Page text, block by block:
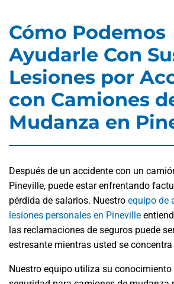
Cómo Podemos
Ayudarle Con
Lesiones por
con Camiones
Mudanza en
Después de un accidente con un
Pineville, puede estar enfrentando
pérdida de salarios. Nuestro equipo de
lesiones personales en Pineville
las reclamaciones de seguros puede
estresante mientras usted se concentra
Nuestro equipo utiliza su